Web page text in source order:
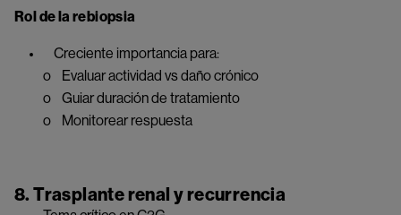
Rol de la rebiopsia
Creciente importancia para:
o Evaluar actividad vs daño crónico
o Guiar duración de tratamiento
o Monitorear respuesta
8. Trasplante renal y recurrencia